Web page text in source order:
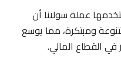
عملة سولانا أن
ومبتكرة، مما يوسع
في القطاع المالي.